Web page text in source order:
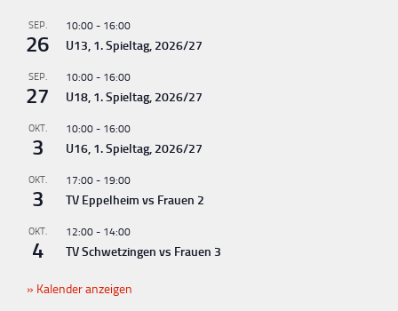
SEP.
26
10:00 - 16:00
U13, 1. Spieltag, 2026/27
SEP.
27
10:00 - 16:00
U18, 1. Spieltag, 2026/27
OKT.
3
10:00 - 16:00
U16, 1. Spieltag, 2026/27
OKT.
3
17:00 - 19:00
TV Eppelheim vs Frauen 2
OKT.
4
12:00 - 14:00
TV Schwetzingen vs Frauen 3
Kalender anzeigen